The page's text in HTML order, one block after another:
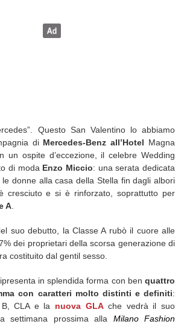
Questo San Valentino lo abbiamo
di Mercedes-Benz all’Hotel Magna
un ospite d’eccezione, il celebre Wedding
di moda Enzo Miccio: una serata dedicata
le donne alla casa della Stella fin dagli albori
cresciuto e si è rinforzato, soprattutto per
A
suo debutto, la Classe A rubò il cuore alle
dei proprietari della scorsa generazione di
costituito dal gentil sesso.
in splendida forma con ben quattro
con caratteri molto distinti e definiti:
B, CLA e la nuova GLAche vedrà il suo
settimana prossima alla Milano Fashion